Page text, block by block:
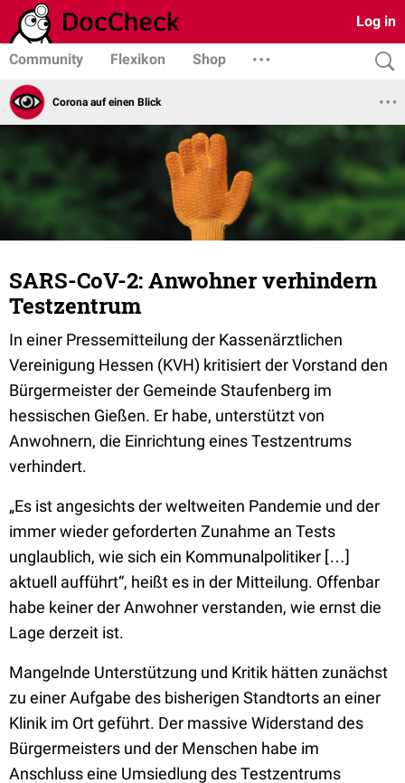
Log in
Community Flexikon Shop
Corona auf einen Blick
SARS-CoV-2: Anwohner verhindern
Testzentrum
In einer Pressemitteilung der Kassenärztlichen
Vereinigung Hessen (KVH) kritisiert der Vorstand den
Bürgermeister der Gemeinde Staufenberg im
hessischen Gießen. Er habe, unterstützt von
Anwohnern, die Einrichtung eines Testzentrums
verhindert.
„Es ist angesichts der weltweiten Pandemie und der
immer wieder geforderten Zunahme an Tests
unglaublich, wie sich ein Kommunalpolitiker […]
aktuell aufführt“, heißt es in der Mitteilung. Offenbar
habe keiner der Anwohner verstanden, wie ernst die
Lage derzeit ist.
Mangelnde Unterstützung und Kritik hätten zunächst
zu einer Aufgabe des bisherigen Standtorts an einer
Klinik im Ort geführt. Der massive Widerstand des
Bürgermeisters und der Menschen habe im
Anschluss eine Umsiedlung des Testzentrums